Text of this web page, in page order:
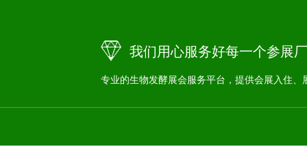
我们用心服务好每一个参展
专业的生物发酵展会服务平台，提供会展入住